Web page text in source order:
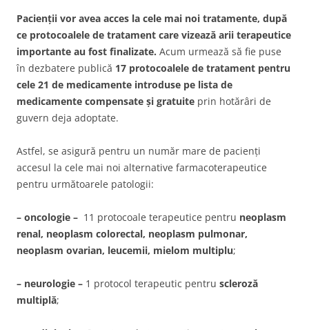
Pacienții vor avea acces la cele mai noi tratamente, după
ce protocoalele de tratament care vizează arii terapeutice
importante au fost finalizate. Acum urmează să fie puse
în dezbatere publică 17 protocoalele de tratament pentru
cele 21 de medicamente introduse pe lista de
medicamente compensate și gratuite prin hotărâri de
guvern deja adoptate.
Astfel, se asigură pentru un număr mare de pacienți
accesul la cele mai noi alternative farmacoterapeutice
pentru următoarele patologii:
– oncologie – 11 protocoale terapeutice pentru neoplasm
renal, neoplasm colorectal, neoplasm pulmonar,
neoplasm ovarian, leucemii, mielom multiplu;
– neurologie – 1 protocol terapeutic pentru scleroză
multiplă;